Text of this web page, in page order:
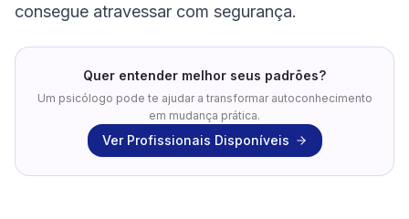
consegue atravessar com segurança.
Quer entender melhor seus padrões?
Um psicólogo pode te ajudar a transformar autoconhecimento
em mudança prática.
Ver Profissionais Disponíveis